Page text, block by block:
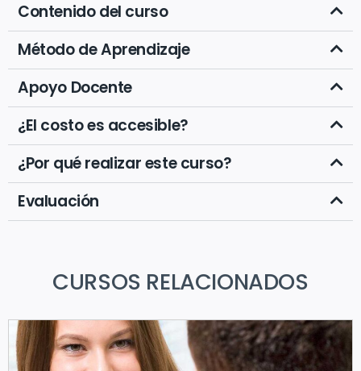
Contenido del curso
Método de Aprendizaje
Apoyo Docente
¿El costo es accesible?
¿Por qué realizar este curso?
Evaluación
CURSOS RELACIONADOS